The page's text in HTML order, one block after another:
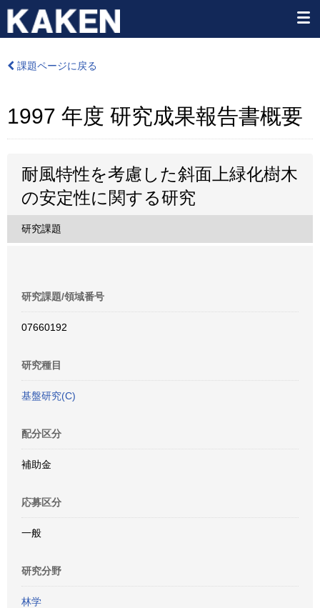
課題ページに戻る
1997 年度 研究成果報告書概要
耐風特性を考慮した斜面上緑化樹木
の安定性に関する研究
研究課題
研究課題/領域番号
07660192
研究種目
基盤研究(C)
配分区分
補助金
応募区分
一般
研究分野
林学